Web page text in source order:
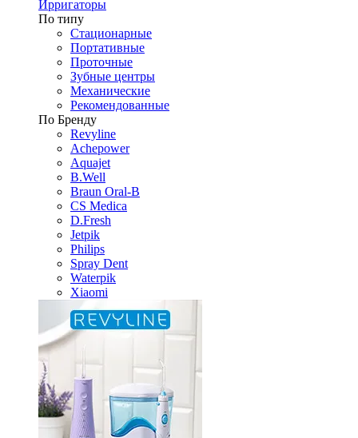
Ирригаторы
По типу
Стационарные
Портативные
Проточные
Зубные центры
Механические
Рекомендованные
По Бренду
Revyline
Achepower
Aquajet
B.Well
Braun Oral-B
CS Medica
D.Fresh
Jetpik
Philips
Spray Dent
Waterpik
Xiaomi